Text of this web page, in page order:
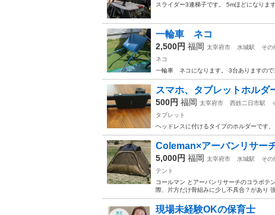
スライダー3連梯子です。 5mほどになりま
一輪車 ネコ
2,500円 福岡 太宰府市 水城駅
その
ネコ
一輪車 ネコになります。 3台ありますので
スマホ、タブレットホルダ
500円 福岡 太宰府市 西鉄二日市駅
タブレット
ヘッドレスに付けるタイプのホルダーです
Coleman×アーバンリサー
5,000円 福岡 太宰府市 水城駅
その
テント
コールマン とアーバンリサーチのコラボテ
際、片方だけ骨組みに少し不具合？があり
現場未経験OKの保育士